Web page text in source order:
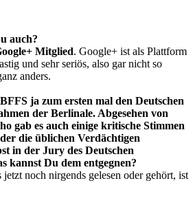
auch?
Mitglied. Google+ ist als Plattform
und sehr seriös, also gar nicht so
anders.
ja zum ersten mal den Deutschen
der Berlinale. Abgesehen von
gab es auch einige kritische Stimmen
die üblichen Verdächtigen
in der Jury des Deutschen
kannst Du dem entgegnen?
noch nirgends gelesen oder gehört, ist